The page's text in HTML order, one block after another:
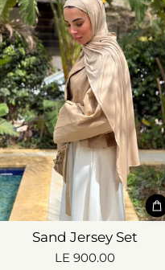
Sand Jersey Set
LE 900.00